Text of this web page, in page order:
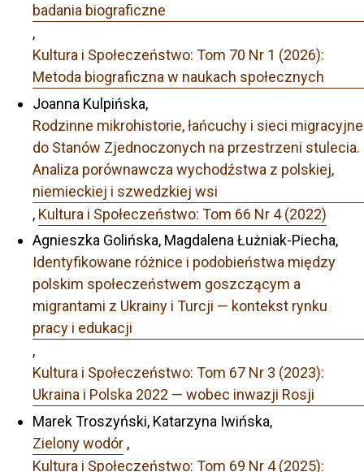
badania biograficzne
,
Kultura i Społeczeństwo: Tom 70 Nr 1 (2026):
Metoda biograficzna w naukach społecznych
Joanna Kulpińska,
Rodzinne mikrohistorie, łańcuchy i sieci migracyjne
do Stanów Zjednoczonych na przestrzeni stulecia.
Analiza porównawcza wychodźstwa z polskiej,
niemieckiej i szwedzkiej wsi
, Kultura i Społeczeństwo: Tom 66 Nr 4 (2022)
Agnieszka Golińska, Magdalena Łużniak-Piecha,
Identyfikowane różnice i podobieństwa między
polskim społeczeństwem goszczącym a
migrantami z Ukrainy i Turcji — kontekst rynku
pracy i edukacji
,
Kultura i Społeczeństwo: Tom 67 Nr 3 (2023):
Ukraina i Polska 2022 — wobec inwazji Rosji
Marek Troszyński, Katarzyna Iwińska,
Zielony wodór ,
Kultura i Społeczeństwo: Tom 69 Nr 4 (2025):